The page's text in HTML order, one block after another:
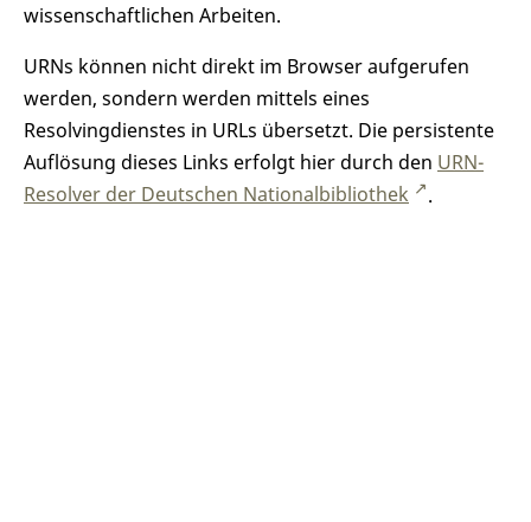
wissenschaftlichen Arbeiten.
URNs können nicht direkt im Browser aufgerufen
werden, sondern werden mittels eines
Resolvingdienstes in URLs übersetzt. Die persistente
Auflösung dieses Links erfolgt hier durch den URN-
Resolver der Deutschen Nationalbibliothek
.